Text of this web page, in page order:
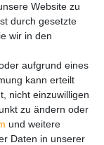
Website zu
durch gesetzte
wir in den
aufgrund eines
kann erteilt
nicht einzuwilligen
zu ändern oder
und weitere
Daten in unserer
oder mit
sind wir
als Endnutzer
die wir als
haben,
Symbole